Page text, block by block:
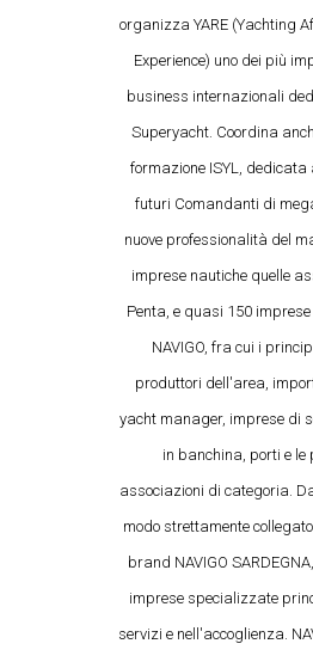
organizza YARE (Yachting
Experience) uno dei più
business internazionali
Superyacht. Coordina
formazione ISYL,
futuri Comandanti di
nuove professionalità del
imprese nautiche quelle
Penta, e quasi 150
NAVIGO, fra cui i
produttori dell'area,
yacht manager, imprese di
in banchina, porti e le
associazioni di categoria.
modo strettamente
brand NAVIGO
imprese specializzate
servizi e nell'accoglienza.